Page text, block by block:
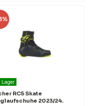
RC5 Skate
2023/24.